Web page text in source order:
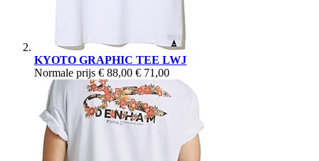
KYOTO GRAPHIC TEE LWJ
Normale prijs € 88,00 € 71,00